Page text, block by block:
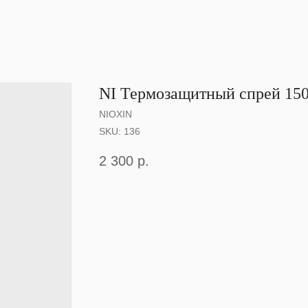
NI Термозащитный спрей
NIOXIN
SKU: 136
2 300 р.